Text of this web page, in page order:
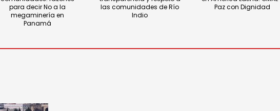
para decir No a la
megaminería en
Panamá
las comunidades de Río
Indio
Paz con Dignidad